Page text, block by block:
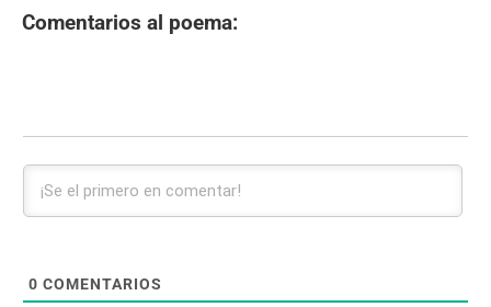
Comentarios al poema:
0 COMENTARIOS